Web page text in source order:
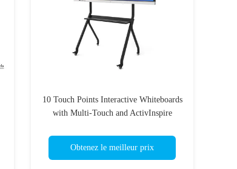
10 Touch Points Interactive Whiteboards
with Multi-Touch and ActivInspire
Obtenez le meilleur prix